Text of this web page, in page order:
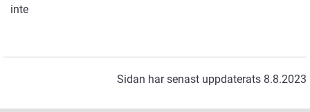
inte
Sidan har senast uppdaterats 8.8.2023